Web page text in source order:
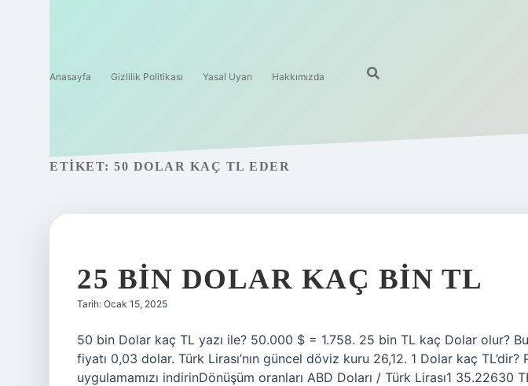
Anasayfa Gizlilik Politikası Yasal Uyarı Hakkımızda
ETIKET: 50 DOLAR KAÇ TL EDER
25 BIN DOLAR KAÇ BIN TL
Tarih: Ocak 15, 2025
50 bin Dolar kaç TL yazı ile? 50.000 $ = 1.758. 25 bin TL kaç Dolar olur?
fiyatı 0,03 dolar. Türk Lirası’nın güncel döviz kuru 26,12. 1 Dolar kaç
uygulamamızı indirinDönüşüm oranları ABD Doları / Türk Lirası1 35.22630